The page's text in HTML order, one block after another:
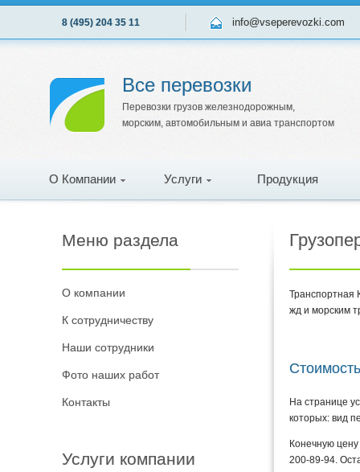
8 (495) 204 35 11 info@vseperevozki.com
Все перевозки
Перевозки грузов железнодорожным,
морским, автомобильным и авиа транспортом
О Компании Услуги Продукция
Меню раздела
О компании
К сотрудничеству
Наши сотрудники
Фото наших работ
Контакты
Услуги компании
Транcпортная
жд и морским
На странице
которых: вид
Конечную
200-89-94.